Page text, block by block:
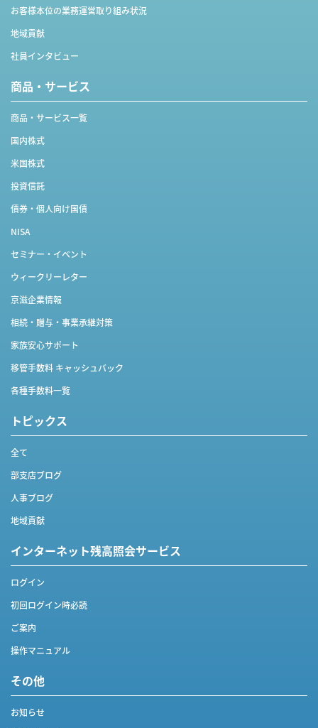
お客様本位の業務運営取り組み状況
地域貢献
社員インタビュー
商品・サービス
商品・サービス一覧
国内株式
米国株式
投資信託
債券・個人向け国債
NISA
セミナー・イベント
ウィークリーレター
京滋企業情報
相続・贈与・事業承継対策
家族安心サポート
移管手数料 キャッシュバック
各種手数料一覧
トピックス
全て
部支店ブログ
人事ブログ
地域貢献
インターネット残高照会サービス
ログイン
初回ログイン時必読
ご案内
操作マニュアル
その他
お知らせ